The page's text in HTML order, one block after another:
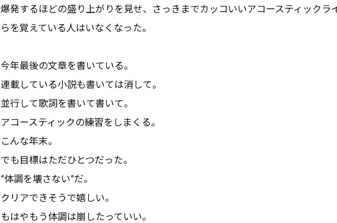
爆発するほどの盛り上がりを見せ、さっきまでカッコいいアコースティックラ
らを覚えている人はいなくなった。
今年最後の文章を書いている。
連載している小説も書いては消して。
並行して歌詞を書いて書いて。
アコースティックの練習をしまくる。
こんな年末。
でも目標はただひとつだった。
”体調を壊さない”だ。
クリアできそうで嬉しい。
もはやもう体調は崩したっていい。